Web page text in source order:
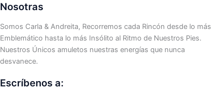
Nosotras
Somos Carla & Andreita, Recorremos cada Rincón desde lo más
Emblemático hasta lo más Insólito al Ritmo de Nuestros Pies.
Nuestros Únicos amuletos nuestras energías que nunca
desvanece.
Escríbenos a: